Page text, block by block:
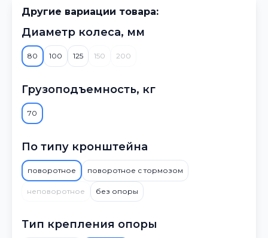
Другие вариации товара:
Диаметр колеса, мм
80 100 125 150 200
Грузоподъемность, кг
70
По типу кронштейна
поворотное поворотное с тормозом
неповоротное без опоры
Тип крепления опоры